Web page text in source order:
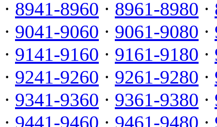
· 8941-8960 · 8961-8980 ·
· 9041-9060 · 9061-9080 ·
· 9141-9160 · 9161-9180 ·
· 9241-9260 · 9261-9280 ·
· 9341-9360 · 9361-9380 ·
· 9441-9460 · 9461-9480 ·